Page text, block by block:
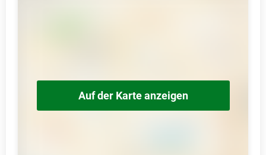
Auf der Karte anzeigen